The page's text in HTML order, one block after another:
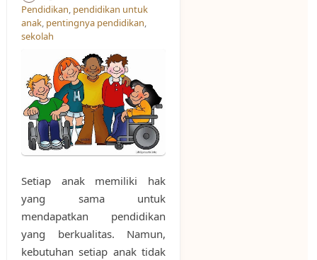
Pendidikan, pendidikan untuk
anak, pentingnya pendidikan,
sekolah
Setiap anak memiliki hak
yang sama untuk
mendapatkan pendidikan
yang berkualitas. Namun,
kebutuhan setiap anak tidak